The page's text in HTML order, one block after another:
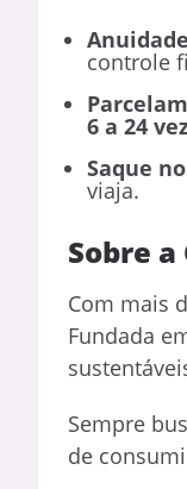
controle
6 a 24
Saque
viaja.
Sobre a
Com mais
Fundada
Sempre
de